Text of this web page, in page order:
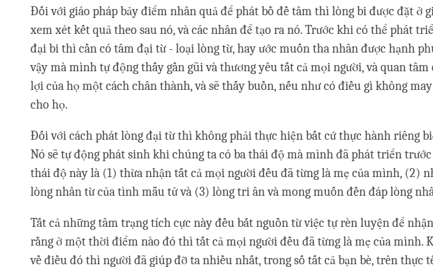
Đối với giáo pháp bảy điểm nhân quả để phát bồ đề tâm thì lòng bi được đặt ở
xem xét kết quả theo sau nó, và các nhân để tạo ra nó. Trước khi có thể phát
đại bi thì cần có tâm đại từ - loại lòng từ, hay ước muốn tha nhân được hạnh
vậy mà mình tự động thấy gần gũi và thương yêu tất cả mọi người, và quan tâm
lợi của họ một cách chân thành, và sẽ thấy buồn, nếu như có điều gì không
cho họ.
Đối với cách phát lòng đại từ thì không phải thực hiện bất cứ thực hành riêng
Nó sẽ tự động phát sinh khi chúng ta có ba thái độ mà mình đã phát triển trước
thái độ này là (1) thừa nhận tất cả mọi người đều đã từng là mẹ của mình, (2)
lòng nhân từ của tình mẫu tử và (3) lòng tri ân và mong muốn đền đáp lòng
Tất cả những tâm trạng tích cực này đều bắt nguồn từ việc tự rèn luyện để
rằng ở một thời điểm nào đó thì tất cả mọi người đều đã từng là mẹ của mình.
về điều đó thì người đã giúp đỡ ta nhiều nhất, trong số tất cả bạn bè, trên thực